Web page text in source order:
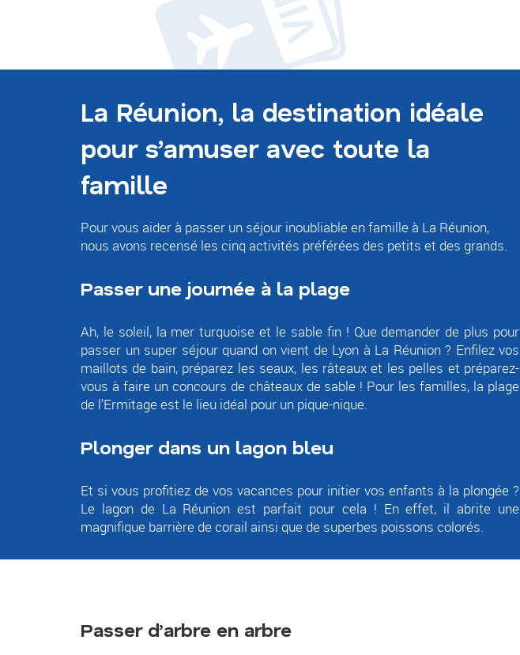
La Réunion, la destination idéale
pour s’amuser avec toute la
famille
Pour vous aider à passer un séjour inoubliable en famille à La Réunion,
nous avons recensé les cinq activités préférées des petits et des grands.
Passer une journée à la plage
Ah, le soleil, la mer turquoise et le sable fin ! Que demander de plus pour
passer un super séjour quand on vient de Lyon à La Réunion ? Enfilez vos
maillots de bain, préparez les seaux, les râteaux et les pelles et préparez-
vous à faire un concours de châteaux de sable ! Pour les familles, la plage
de l’Ermitage est le lieu idéal pour un pique-nique.
Plonger dans un lagon bleu
Et si vous profitiez de vos vacances pour initier vos enfants à la plongée ?
Le lagon de La Réunion est parfait pour cela ! En effet, il abrite une
magnifique barrière de corail ainsi que de superbes poissons colorés.
Passer d’arbre en arbre